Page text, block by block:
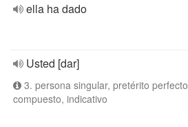
ella ha dado
Usted [dar]
3. persona singular, pretérito perfecto
compuesto, indicativo